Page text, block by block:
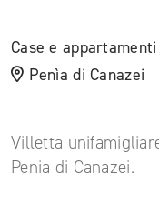
Case e
Penìa di Canazei
Villetta
Penia di Canazei.